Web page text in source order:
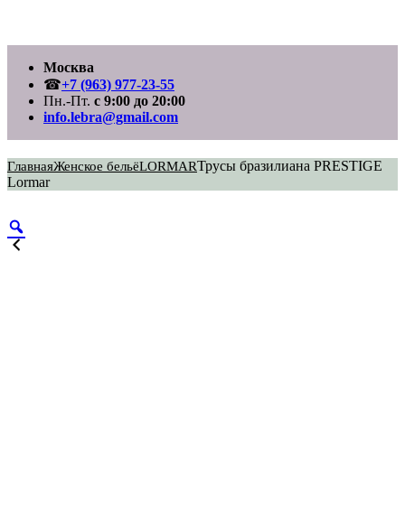
содержимому
Москва
☎+7 (963) 977-23-55
Пн.-Пт. с 9:00 до 20:00
info.lebra@gmail.com
ГлавнаяЖенское бельёLORMARТрусы бразилиана PRESTIGE
Lormar